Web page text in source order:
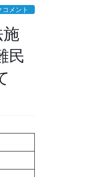
メント
民